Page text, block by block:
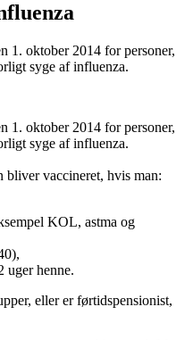
1. oktober 2014 for personer,
syge af influenza.
1. oktober 2014 for personer,
syge af influenza.
bliver vaccineret, hvis man:
KOL, astma og
uger henne.
eller er førtidspensionist,